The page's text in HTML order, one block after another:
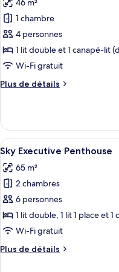
Appartement,
balcon
(Sky
Ambassador)
les
photos
pour
ce
type
chambre :
Penthouse
46 m²
1 chambre
4 personnes
1 lit double et 1 canapé-lit
Wi-Fi gratuit
Plus de détails
Plus
le
type
de
chambre
Sky
Superior
Penthouse
Afficher
toutes
les
photos
pour
ce
type
chambre :
18
Sky Executive Penthouse
65 m²
2 chambres
6 personnes
1 lit double, 1 lit 1 place et
Wi-Fi gratuit
Plus de détails
Plus